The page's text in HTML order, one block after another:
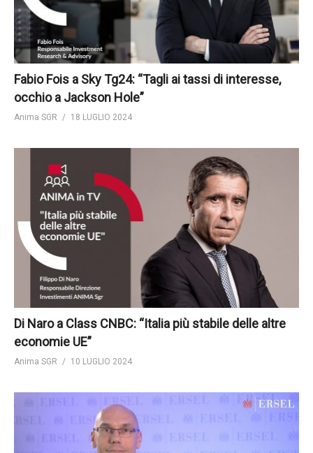
Fabio Fois a Sky Tg24: “Tagli ai tassi di interesse,
occhio a Jackson Hole”
Anima SGR 18 LUGLIO 2024
Di Naro a Class CNBC: “Italia più stabile delle altre
economie UE”
Anima SGR 10 LUGLIO 2024